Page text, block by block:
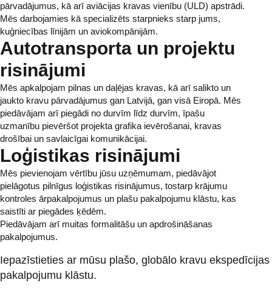
pārvadājumus, kā arī aviācijas kravas vienību (ULD) apstrādi.
Mēs darbojamies kā specializēts starpnieks starp jums,
kuģniecības līnijām un aviokompānijām.
Autotransporta un projektu
risinājumi
Mēs apkalpojam pilnas un daļējas kravas, kā arī salikto un
jaukto kravu pārvadājumus gan Latvijā, gan visā Eiropā. Mēs
piedāvājam arī piegādi no durvīm līdz durvīm, īpašu
uzmanību pievēršot projekta grafika ievērošanai, kravas
drošībai un savlaicīgai komunikācijai.
Loģistikas risinājumi
Mēs pievienojam vērtību jūsu uzņēmumam, piedāvājot
pielāgotus pilnīgus loģistikas risinājumus, tostarp krājumu
kontroles ārpakalpojumus un plašu pakalpojumu klāstu, kas
saistīti ar piegādes ķēdēm.
Piedāvājam arī muitas formalitāšu un apdrošināšanas
pakalpojumus.
Iepazīstieties ar mūsu plašo, globālo kravu ekspedīcijas
pakalpojumu klāstu.